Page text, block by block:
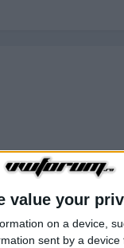
value your
on a device,
sent by a